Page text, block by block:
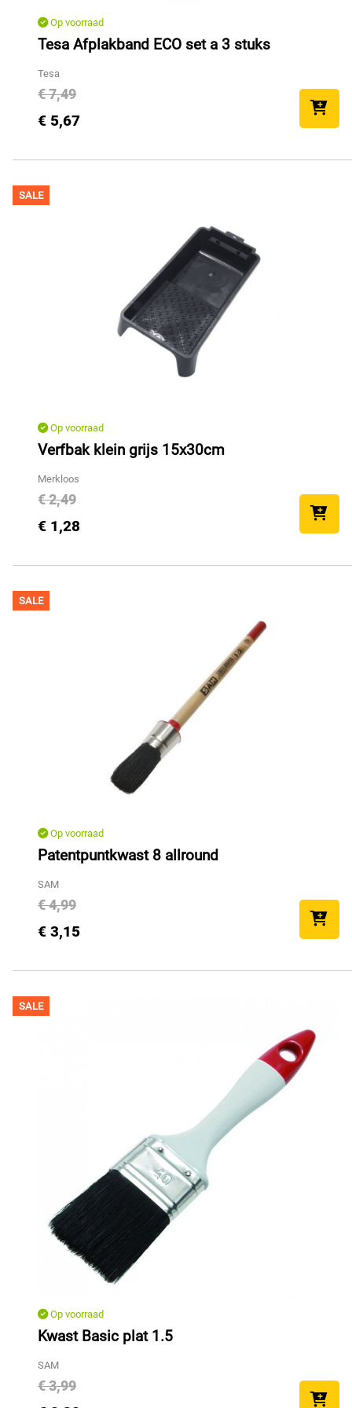
Op voorraad
Tesa Afplakband ECO set a 3 stuks
Tesa
€ 7,49
€ 5,67
SALE
Op voorraad
Verfbak klein grijs 15x30cm
Merkloos
€ 2,49
€ 1,28
SALE
Op voorraad
Patentpuntkwast 8 allround
SAM
€ 4,99
€ 3,15
SALE
Op voorraad
Kwast Basic plat 1.5
SAM
€ 3,99